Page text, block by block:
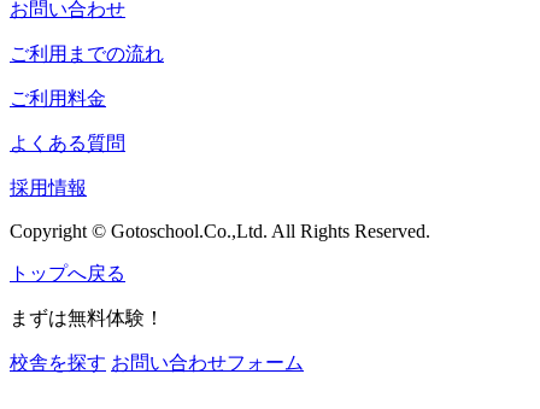
お問い合わせ
ご利用までの流れ
ご利用料金
よくある質問
採用情報
Copyright © Gotoschool.Co.,Ltd. All Rights Reserved.
トップへ戻る
まずは無料体験！
校舎を探す お問い合わせフォーム